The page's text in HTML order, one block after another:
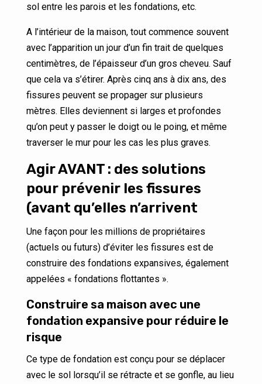
sol entre les parois et les fondations, etc.
A l’intérieur de la maison, tout commence souvent
avec l’apparition un jour d’un fin trait de quelques
centimètres, de l’épaisseur d’un gros cheveu. Sauf
que cela va s’étirer. Après cinq ans à dix ans, des
fissures peuvent se propager sur plusieurs
mètres. Elles deviennent si larges et profondes
qu’on peut y passer le doigt ou le poing, et même
traverser le mur pour les cas les plus graves.
Agir AVANT : des solutions
pour prévenir les fissures
(avant qu’elles n’arrivent
Une façon pour les millions de propriétaires
(actuels ou futurs) d’éviter les fissures est de
construire des fondations expansives, également
appelées « fondations flottantes ».
Construire sa maison avec une
fondation expansive pour réduire le
risque
Ce type de fondation est conçu pour se déplacer
avec le sol lorsqu’il se rétracte et se gonfle, au lieu